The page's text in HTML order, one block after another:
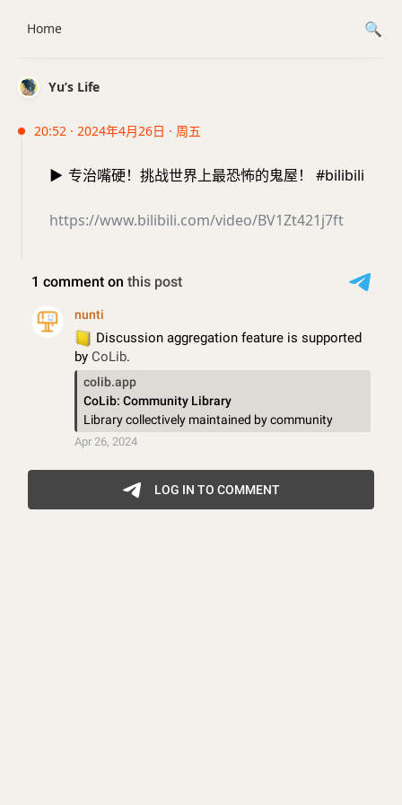
Yu’s Life
20:52 · 2024年4月26日 · 周五
▶️ 专治嘴硬！挑战世界上最恐怖的鬼屋！ #bilibili
https://www.bilibili.com/video/BV1Zt421j7ft
Home